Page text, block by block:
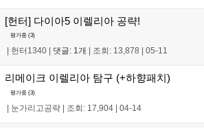
[헌터] 다이아5 이렐리아 공략!
평가중 (3)
헌터1340 댓글: 1개 조회: 13,878 05-11
리메이크 이렐리아 탐구 (+하향패치)
평가중 (3)
| 눈가리고공략 | 조회: 17,904 | 04-14